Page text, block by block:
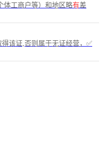
体工商户等）和地区略有差
该证,否则属于无证经营，✅